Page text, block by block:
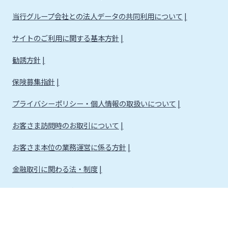
当行グループ会社との法人データの共同利用について
サイトのご利用に関する基本方針
勧誘方針
保険募集指針
プライバシーポリシー・個人情報の取扱いについて
お客さま訪問時のお取引について
お客さま本位の業務運営に係る方針
金融取引に関わる法・制度
金融取引に関わる方針